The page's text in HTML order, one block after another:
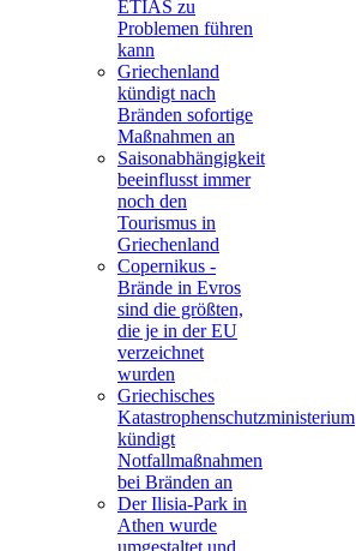
ETIAS zu
Problemen führen
kann
Griechenland
kündigt nach
Bränden sofortige
Maßnahmen an
Saisonabhängigkeit
beeinflusst immer
noch den
Tourismus in
Griechenland
Copernikus -
Brände in Evros
sind die größten,
die je in der EU
verzeichnet
wurden
Griechisches
Katastrophenschutzministerium
kündigt
Notfallmaßnahmen
bei Bränden an
Der Ilisia-Park in
Athen wurde
umgestaltet und